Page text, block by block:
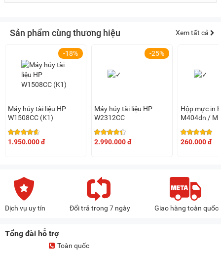
Sản phẩm cùng thương hiệu Xem tất cả
-18%
Máy hủy tài liệu HP
W1508CC (K1)
1.950.000 đ
-25%
Máy hủy tài liệu HP
W2312CC
2.990.000 đ
Hộp mực in
M404dn /
(CF276A/
No chip
260.000 đ
Dịch vụ uy tín Đổi trả trong 7 ngày Giao hàng toàn quốc
Tổng đài hỗ trợ
Toàn quốc